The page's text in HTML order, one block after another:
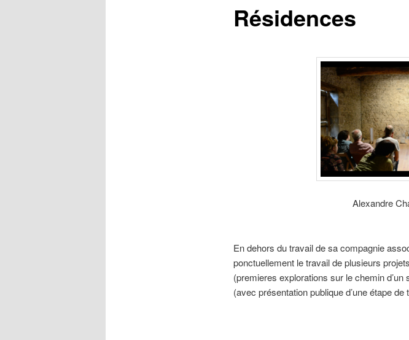
Résidences
Alexandre
En dehors du travail de sa compagnie
ponctuellement le travail de plusieurs
(premieres explorations sur le chemin d’un
(avec présentation publique d’une étape